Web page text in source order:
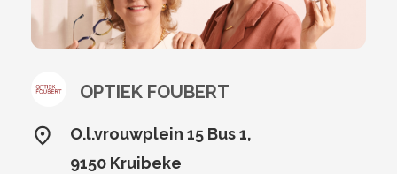
OPTIEK FOUBERT
O.l.vrouwplein 15 Bus 1,
9150 Kruibeke